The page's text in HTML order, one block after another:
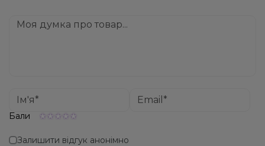
Бали
Залишити відгук анонімно